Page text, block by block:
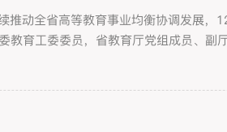
推动全省高等教育事业均衡协调发展，
教育工委委员，省教育厅党组成员、副